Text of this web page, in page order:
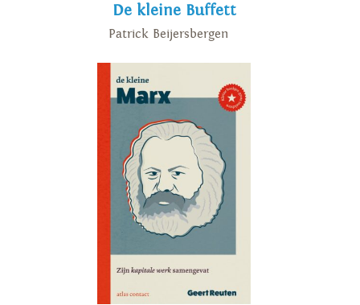
De kleine Buffett
Patrick Beijersbergen